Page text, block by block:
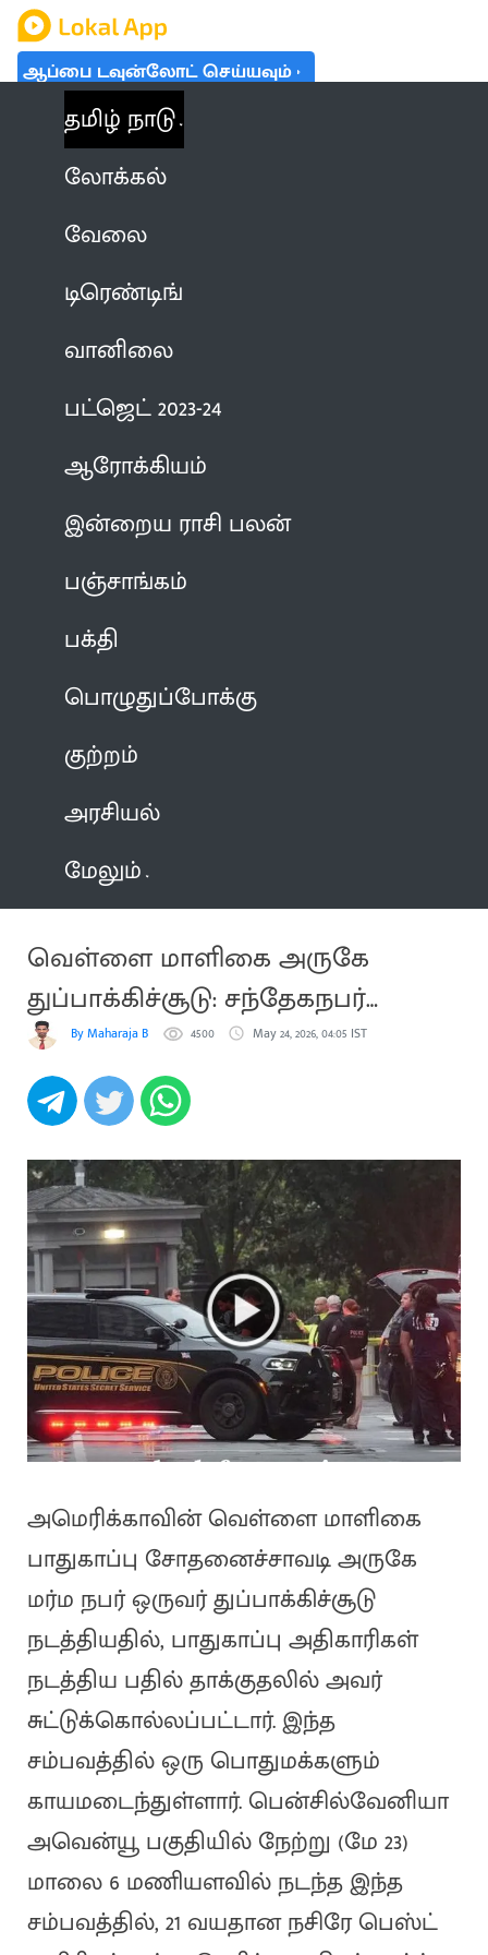
ஆப்பை டவுன்லோட் செய்யவும்
தமிழ் நாடு
லோக்கல்
வேலை
டிரெண்டிங்
வானிலை
பட்ஜெட் 2023-24
ஆரோக்கியம்
இன்றைய ராசி பலன்
பஞ்சாங்கம்
பக்தி
பொழுதுப்போக்கு
குற்றம்
அரசியல்
மேலும்
வெள்ளை மாளிகை அருகே
துப்பாக்கிச்சூடு: சந்தேகநபர்
சுட்டுக்கொலை
By Maharaja B 4500 May 24, 2026, 04:05 IST
அமெரிக்காவின் வெள்ளை மாளிகை
பாதுகாப்பு சோதனைச்சாவடி அருகே
மர்ம நபர் ஒருவர் துப்பாக்கிச்சூடு
நடத்தியதில், பாதுகாப்பு அதிகாரிகள்
நடத்திய பதில் தாக்குதலில் அவர்
சுட்டுக்கொல்லப்பட்டார். இந்த
சம்பவத்தில் ஒரு பொதுமக்களும்
காயமடைந்துள்ளார். பென்சில்வேனியா
அவென்யூ பகுதியில் நேற்று (மே 23)
மாலை 6 மணியளவில் நடந்த இந்த
சம்பவத்தில், 21 வயதான நசிரே பெஸ்ட்